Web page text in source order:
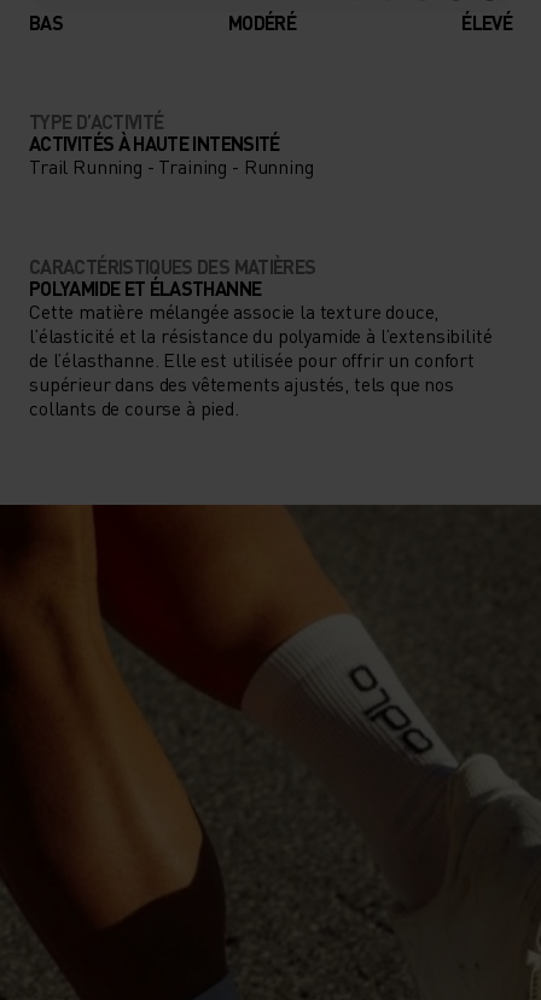
BAS MODÉRÉ ÉLEVÉ
TYPE D’ACTIVITÉ
ACTIVITÉS À HAUTE INTENSITÉ
Trail Running - Training - Running
CARACTÉRISTIQUES DES MATIÈRES
POLYAMIDE ET ÉLASTHANNE
Cette matière mélangée associe la texture douce,
l’élasticité et la résistance du polyamide à l’extensibilité
de l’élasthanne. Elle est utilisée pour offrir un confort
supérieur dans des vêtements ajustés, tels que nos
collants de course à pied.